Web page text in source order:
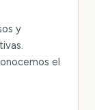
y
el